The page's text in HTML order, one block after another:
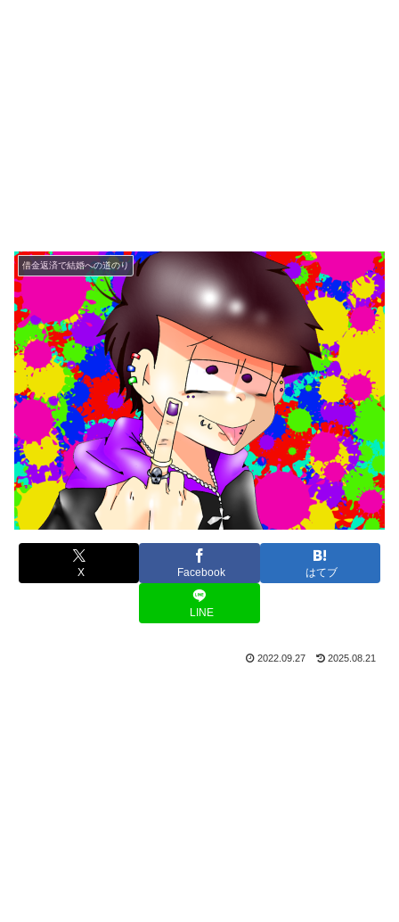
借金返済で結婚への道のり
X Facebook はてブ
LINE
2022.09.27 2025.08.21